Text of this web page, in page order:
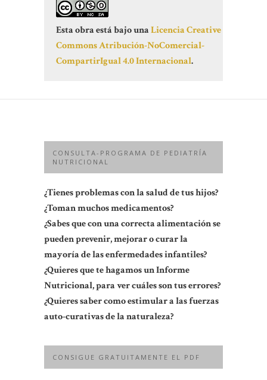
Esta obra está bajo unaLicencia Creative
Commons Atribución-NoComercial-
CompartirIgual 4.0 Internacional.
CONSULTA-PROGRAMA DE PEDIATRÍA
NUTRICIONAL
¿Tienes problemas con la salud de tus hijos?
¿Toman muchos medicamentos?
¿Sabes que con una correcta alimentación se
pueden prevenir, mejorar o curar la
mayoría de las enfermedades infantiles?
¿Quieres que te hagamos un Informe
Nutricional, para ver cuáles son tus errores?
¿Quieres saber como estimular a las fuerzas
auto-curativas de la naturaleza?
CONSIGUE GRATUITAMENTE EL PDF